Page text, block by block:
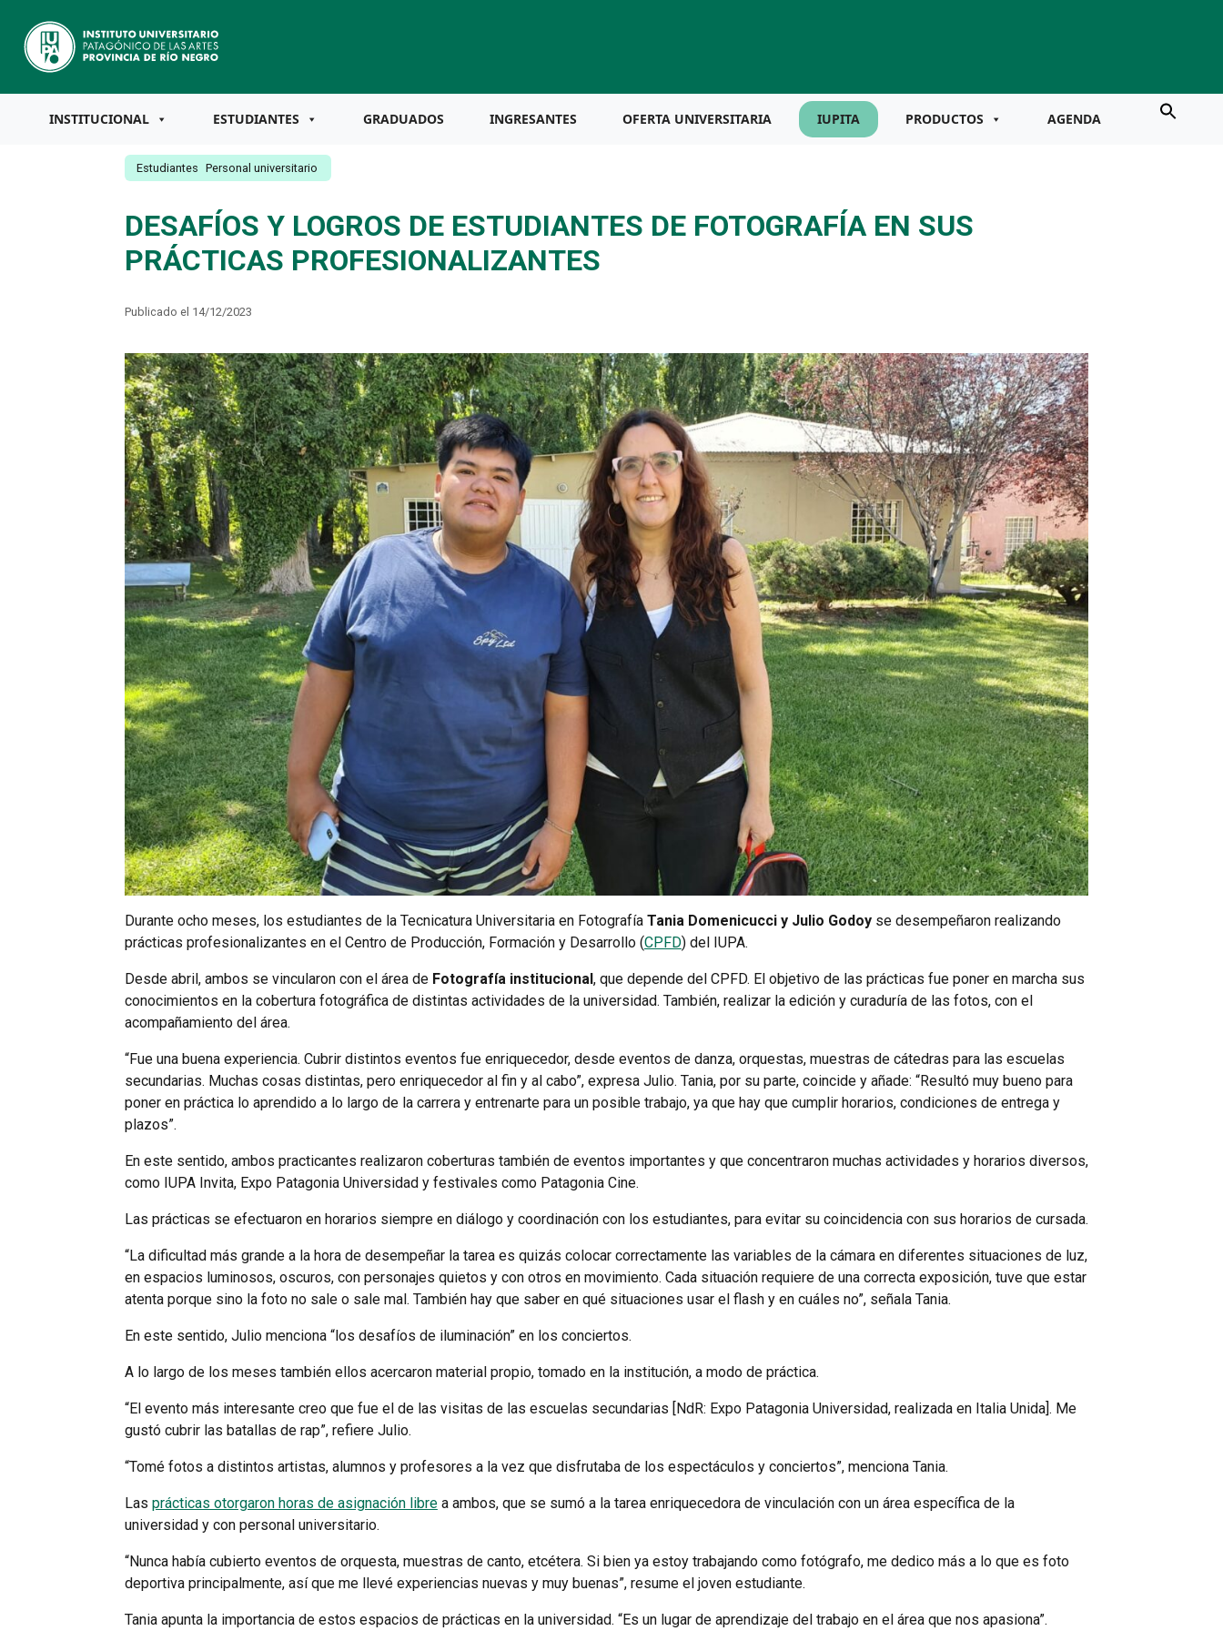
INSTITUCIONAL ESTUDIANTES GRADUADOS INGRESANTES OFERTA UNIVERSITARIA IUPITA PRODUCTOS AGENDA
Estudiantes Personal universitario
DESAFÍOS Y LOGROS DE ESTUDIANTES DE FOTOGRAFÍA EN SUS
PRÁCTICAS PROFESIONALIZANTES
Publicado el 14/12/2023
Durante ocho meses, los estudiantes de la Tecnicatura Universitaria en Fotografía Tania Domenicucci y Julio Godoyse desempeñaron realizando
prácticas profesionalizantes en el Centro de Producción, Formación y Desarrollo (CPFD) del IUPA.
Desde abril, ambos se vincularon con el área de Fotografía institucional, que depende del CPFD. El objetivo de las prácticas fue poner en marcha sus
conocimientos en la cobertura fotográfica de distintas actividades de la universidad. También, realizar la edición y curaduría de las fotos, con el
acompañamiento del área.
“Fue una buena experiencia. Cubrir distintos eventos fue enriquecedor, desde eventos de danza, orquestas, muestras de cátedras para las escuelas
secundarias. Muchas cosas distintas, pero enriquecedor al fin y al cabo”, expresa Julio. Tania, por su parte, coincide y añade: “Resultó muy bueno para
poner en práctica lo aprendido a lo largo de la carrera y entrenarte para un posible trabajo, ya que hay que cumplir horarios, condiciones de entrega y
plazos”.
En este sentido, ambos practicantes realizaron coberturas también de eventos importantes y que concentraron muchas actividades y horarios diversos,
como IUPA Invita, Expo Patagonia Universidad y festivales como Patagonia Cine.
Las prácticas se efectuaron en horarios siempre en diálogo y coordinación con los estudiantes, para evitar su coincidencia con sus horarios de cursada.
“La dificultad más grande a la hora de desempeñar la tarea es quizás colocar correctamente las variables de la cámara en diferentes situaciones de luz,
en espacios luminosos, oscuros, con personajes quietos y con otros en movimiento. Cada situación requiere de una correcta exposición, tuve que estar
atenta porque sino la foto no sale o sale mal. También hay que saber en qué situaciones usar el flash y en cuáles no”, señala Tania.
En este sentido, Julio menciona “los desafíos de iluminación” en los conciertos.
A lo largo de los meses también ellos acercaron material propio, tomado en la institución, a modo de práctica.
“El evento más interesante creo que fue el de las visitas de las escuelas secundarias [NdR: Expo Patagonia Universidad, realizada en Italia Unida]. Me
gustó cubrir las batallas de rap”, refiere Julio.
“Tomé fotos a distintos artistas, alumnos y profesores a la vez que disfrutaba de los espectáculos y conciertos”, menciona Tania.
Las prácticas otorgaron horas de asignación librea ambos, que se sumó a la tarea enriquecedora de vinculación con un área específica de la
universidad y con personal universitario.
“Nunca había cubierto eventos de orquesta, muestras de canto, etcétera. Si bien ya estoy trabajando como fotógrafo, me dedico más a lo que es foto
deportiva principalmente, así que me llevé experiencias nuevas y muy buenas”, resume el joven estudiante.
Tania apunta la importancia de estos espacios de prácticas en la universidad. “Es un lugar de aprendizaje del trabajo en el área que nos apasiona”.